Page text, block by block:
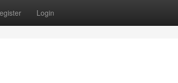
Login